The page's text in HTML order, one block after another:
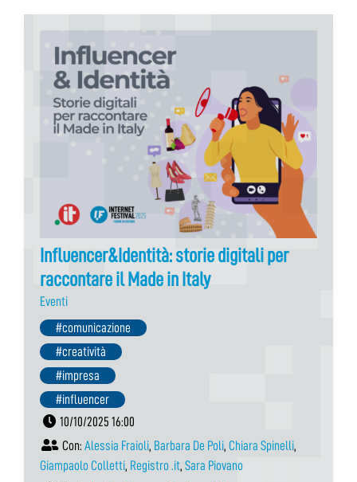
Influencer&Identità: storie digitali per
raccontare il Made in Italy
Eventi
#comunicazione
#creatività
#impresa
#influencer
10/10/2025 16:00
Con: Alessia Fraioli, Barbara De Poli, Chiara Spinelli,
Giampaolo Colletti, Registro .it, Sara Piovano